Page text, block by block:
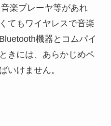
楽プレーヤ等があれ
てもワイヤレスで音楽
機器とコムパイ
きには、あらかじめペ
いけません。